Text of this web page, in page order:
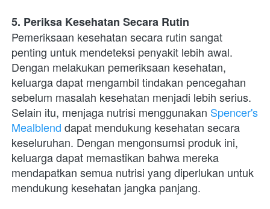
5. Periksa Kesehatan Secara Rutin
Pemeriksaan kesehatan secara rutin sangat
penting untuk mendeteksi penyakit lebih awal.
Dengan melakukan pemeriksaan kesehatan,
keluarga dapat mengambil tindakan pencegahan
sebelum masalah kesehatan menjadi lebih serius.
Selain itu, menjaga nutrisi menggunakan Spencer's
Mealblend dapat mendukung kesehatan secara
keseluruhan. Dengan mengonsumsi produk ini,
keluarga dapat memastikan bahwa mereka
mendapatkan semua nutrisi yang diperlukan untuk
mendukung kesehatan jangka panjang.